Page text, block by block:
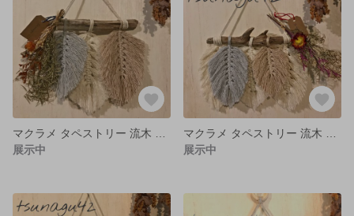
展示中
展示中